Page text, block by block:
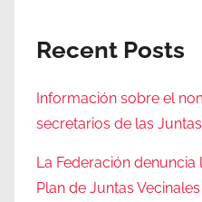
Recent Posts
Información sobre el
secretarios de las
La Federación denuncia
Plan de Juntas